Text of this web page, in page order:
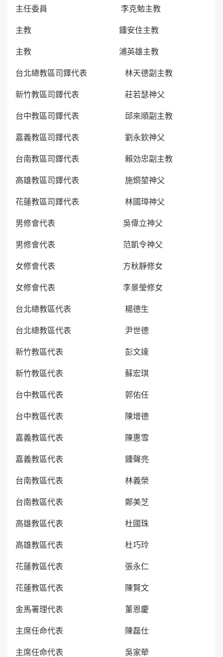
主任委員 李克勉主教
主教 鍾安住主教
主教 浦英雄主教
台北總教區司鐸代表 林天德副主教
新竹教區司鐸代表 莊若瑟神父
台中教區司鐸代表 邱來順副主教
嘉義教區司鐸代表 劉永欽神父
台南教區司鐸代表 賴効忠副主教
高雄教區司鐸代表 施烱堃神父
花蓮教區司鐸代表 林國璋神父
男修會代表 吳偉立神父
男修會代表 范凱令神父
女修會代表 方秋靜修女
女修會代表 李景瑩修女
台北總教區代表 楊德生
台北總教區代表 尹世德
新竹教區代表 彭文達
新竹教區代表 蘇宏琪
台中教區代表 郭佑任
台中教區代表 陳增德
嘉義教區代表 陳惠雪
嘉義教區代表 鍾聲亮
台南教區代表 林義榮
台南教區代表 鄭美芝
高雄教區代表 杜國珠
高雄教區代表 杜巧玲
花蓮教區代表 張永仁
花蓮教區代表 陳賢文
金馬署理代表 董恩慶
主席任命代表 陳磊仕
主席任命代表 吳家犖